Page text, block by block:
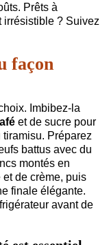
Prêts à
irrésistible ? Suivez
façon
Imbibez-la
et de sucre pour
Préparez
battus avec du
montés en
de crème, puis
finale élégante.
avant de